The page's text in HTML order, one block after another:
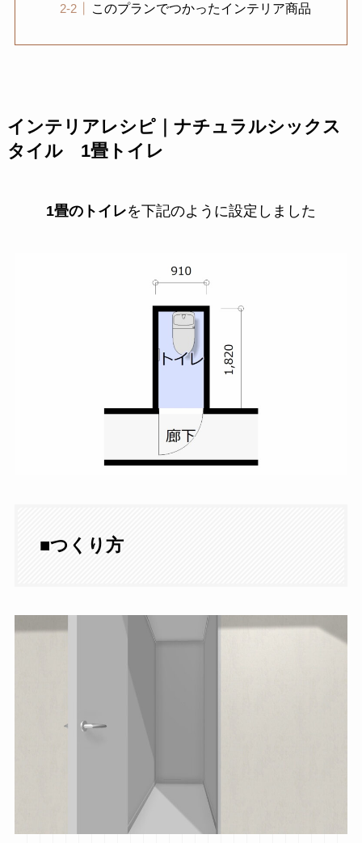
このプランでつかったインテリア商品
インテリアレシピ｜ナチュラルシックス
タイル 1畳トイレ
1畳のトイレを下記のように設定しました
■つくり方